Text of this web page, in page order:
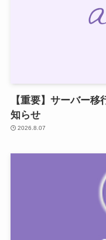
【重要】サーバー
知らせ
2026.8.07